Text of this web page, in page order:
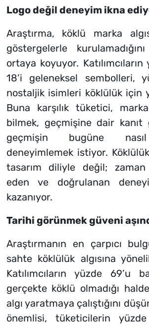
Logo değil deneyim ikna
Araştırma, köklü marka
göstergelerle
ortaya koyuyor. Katılımcıların
18’i geleneksel sembolleri,
nostaljik isimleri köklülük için
Buna karşılık tüketici,
bilmek, geçmişine dair kanıt
geçmişin bugüne nasıl
deneyimlemek istiyor.
tasarım diliyle değil;
eden ve doğrulanan
kazanıyor.
Tarihi görünmek güveni
Araştırmanın en çarpıcı
sahte köklülük algısına
Katılımcıların yüzde 69’u
gerçekte köklü olmadığı
algı yaratmaya çalıştığını
önemlisi, tüketicilerin